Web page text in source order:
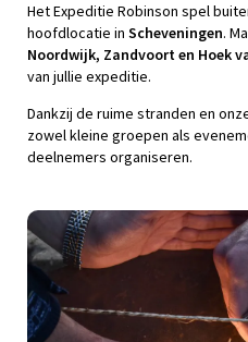
Het Expeditie Robinson spel
hoofdlocatie in Scheveningen.
Noordwijk, Zandvoort en Hoek
van jullie expeditie.
Dankzij de ruime stranden en
zowel kleine groepen als
deelnemers organiseren.